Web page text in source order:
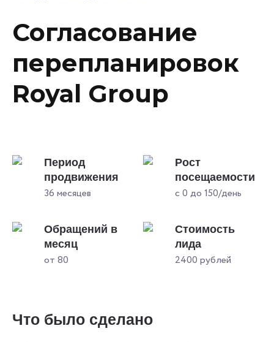
Согласование
перепланировок
Royal Group
Период
продвижения
36 месяцев
Рост
посещаемости
с 0 до 150/день
Обращений в
месяц
от 80
Стоимость
лида
2400 рублей
Что было сделано